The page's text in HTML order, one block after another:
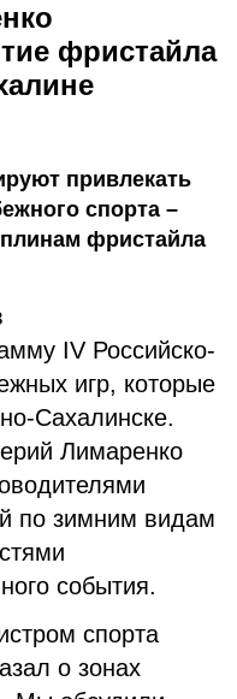
фристайла
привлекать
спорта –
фристайла
IV Российско-
игр, которые
Сахалинске.
Лимаренко
по зимним видам
события.
спорта
о зонах